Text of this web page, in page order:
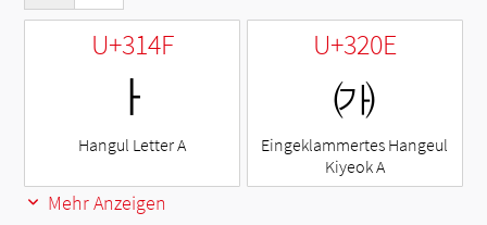
U+314F
ㅏ
Hangul Letter A
U+320E
㈎
Eingeklammertes Hangeul
Kiyeok A
Mehr Anzeigen